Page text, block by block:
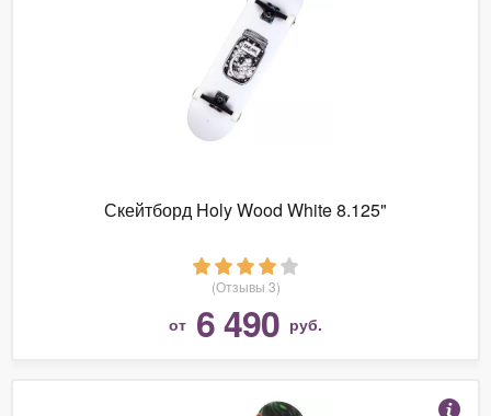
Скейтборд Holy Wood White 8.125"
(Отзывы 3)
от 6 490 руб.